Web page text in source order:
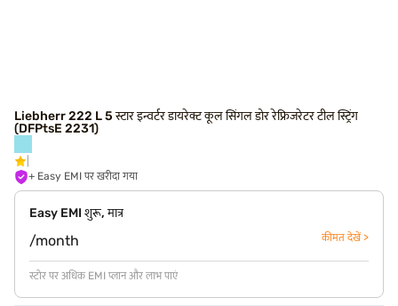
Liebherr 222 L 5 स्टार इन्वर्टर डायरेक्ट कूल सिंगल डोर रेफ्रिजरेटर टील स्ट्रिंग
(DFPtsE 2231)
+ Easy EMI पर खरीदा गया
Easy EMI शुरू, मात्र
/month कीमत देखें >
स्टोर पर अधिक EMI प्लान और लाभ पाएं